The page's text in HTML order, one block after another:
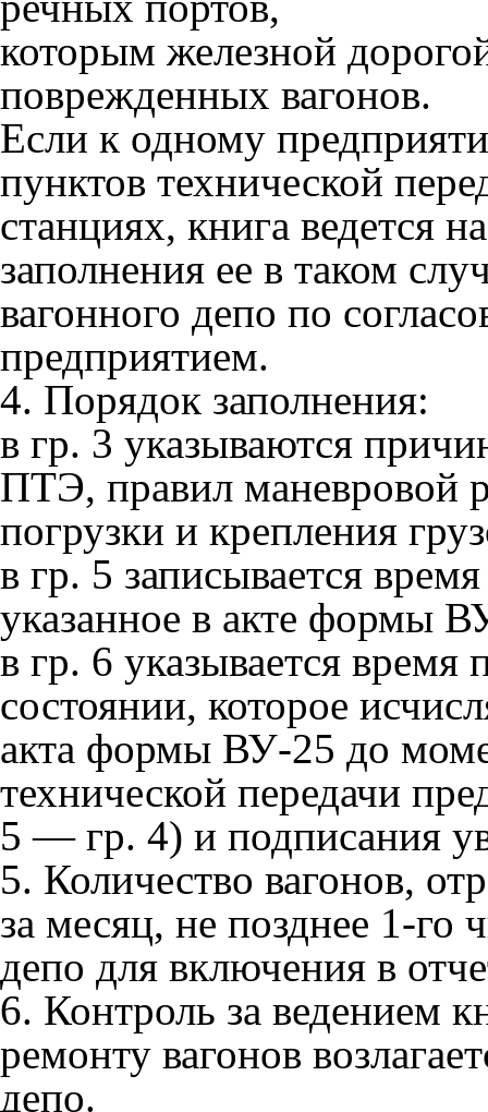
которым железной
поврежденных вагонов.
Если к одному
пунктов технической
станциях, книга ведется
заполнения ее в таком
вагонного депо по
предприятием.
4. Порядок заполнения:
в гр. 3 указываются
ПТЭ, правил маневровой
погрузки и крепления
в гр. 5 записывается
указанное в акте формы
в гр. 6 указывается время
состоянии, которое
акта формы ВУ-25 до
технической передачи
5 — гр. 4) и подписания
5. Количество вагонов,
за месяц, не позднее 1-го
депо для включения в
6. Контроль за ведением
ремонту вагонов
депо.